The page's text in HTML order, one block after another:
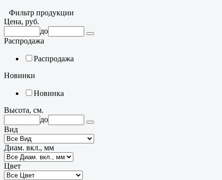
Фильтр продукции
Цена, руб.
до
Распродажа
Распродажа
Новинки
Новинка
Высота, см.
до
Вид
Диам. вкл., мм
Цвет